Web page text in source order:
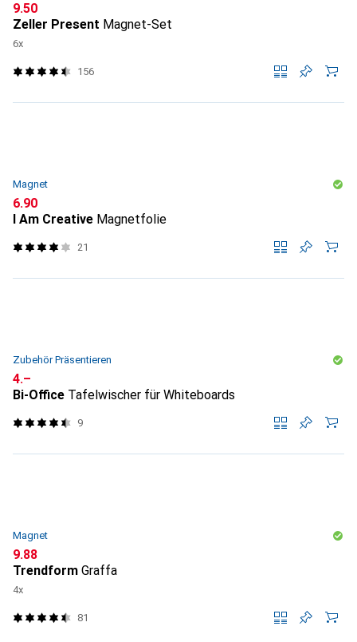
CHF
9.50
Zeller Present Magnet-Set
6x
156
Magnet
CHF
6.90
I Am Creative Magnetfolie
21
Zubehör Präsentieren
CHF
4.–
Bi-Office Tafelwischer für Whiteboards
9
Magnet
CHF
9.88
Trendform Graffa
4x
81